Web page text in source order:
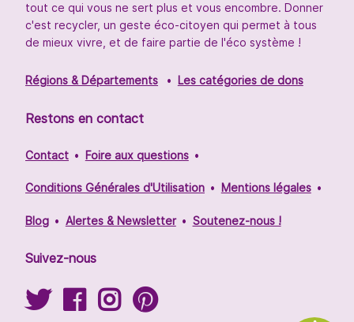
tout ce qui vous ne sert plus et vous encombre. Donner
c'est recycler, un geste éco-citoyen qui permet à tous
de mieux vivre, et de faire partie de l'éco système !
Régions & Départements Les catégories de dons
Restons en contact
Contact Foire aux questions
Conditions Générales d'Utilisation Mentions légales
Blog Alertes & Newsletter Soutenez-nous !
Suivez-nous